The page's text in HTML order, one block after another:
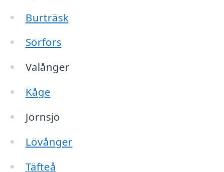
Burträsk
Sörfors
Valånger
Kåge
Jörnsjö
Lövånger
Täfteå